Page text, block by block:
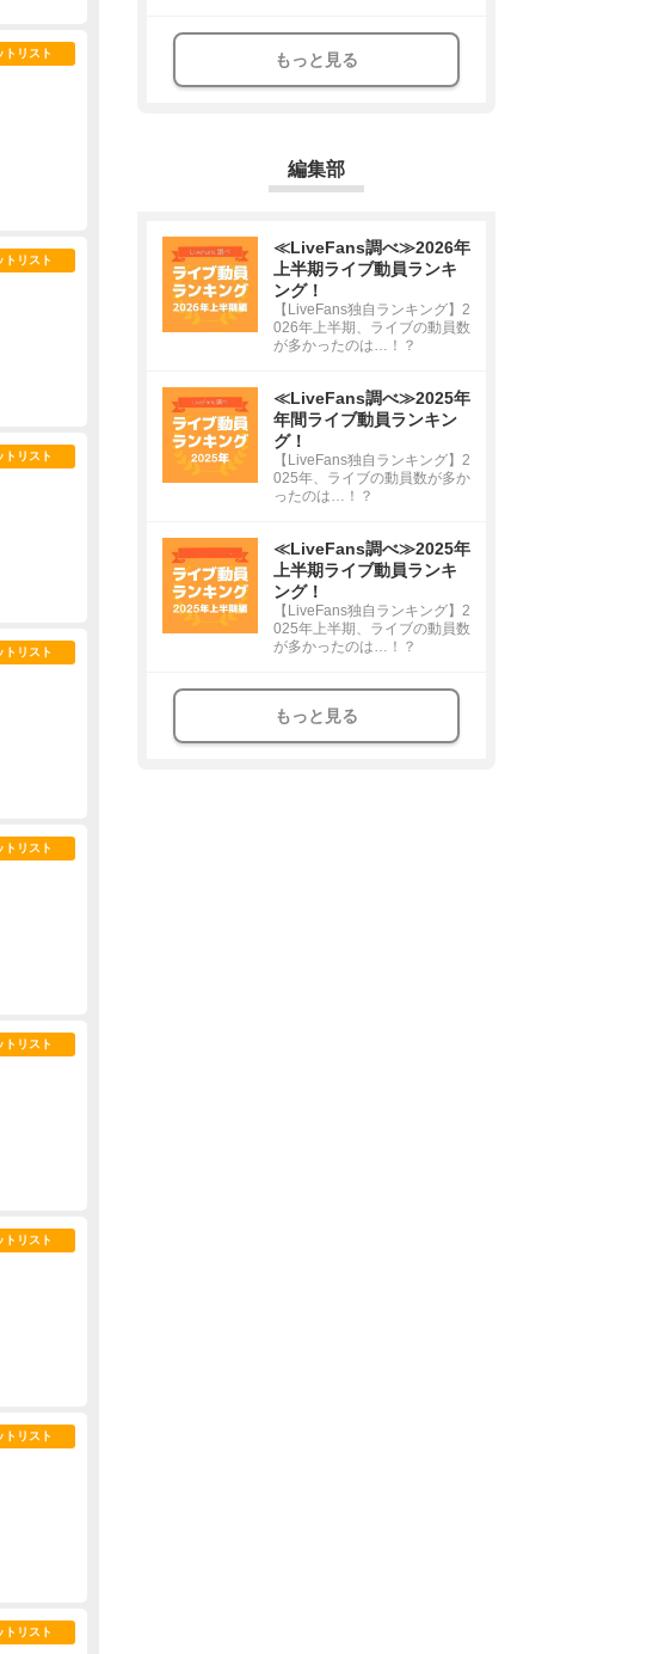
トリスト
トリスト
トリスト
トリスト
トリスト
トリスト
トリスト
トリスト
トリスト
もっと見る
編集部
≪LiveFans調べ≫2026年
上半期ライブ動員ランキ
ング！
【LiveFans独自ランキング】2
026年上半期、ライブの動員数
が多かったのは…！？
≪LiveFans調べ≫2025年
年間ライブ動員ランキン
グ！
【LiveFans独自ランキング】2
025年、ライブの動員数が多か
ったのは…！？
≪LiveFans調べ≫2025年
上半期ライブ動員ランキ
ング！
【LiveFans独自ランキング】2
025年上半期、ライブの動員数
が多かったのは…！？
もっと見る